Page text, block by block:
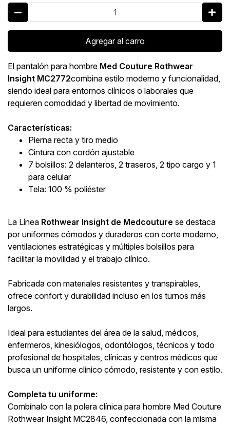
Agregar al carro
El pantalón para hombre Med Couture Rothwear
Insight MC2772combina estilo moderno y funcionalidad,
siendo ideal para entornos clínicos o laborales que
requieren comodidad y libertad de movimiento.
Características:
Pierna recta y tiro medio
Cintura con cordón ajustable
7 bolsillos: 2 delanteros, 2 traseros, 2 tipo cargo y 1
para celular
Tela: 100 % poliéster
La Línea Rothwear Insight de Medcouture se destaca
por uniformes cómodos y duraderos con corte moderno,
ventilaciones estratégicas y múltiples bolsillos para
facilitar la movilidad y el trabajo clínico.
Fabricada con materiales resistentes y transpirables,
ofrece confort y durabilidad incluso en los turnos más
largos.
Ideal para estudiantes del área de la salud, médicos,
enfermeros, kinesiólogos, odontólogos, técnicos y todo
profesional de hospitales, clínicas y centros médicos que
busca un uniforme clínico cómodo, resistente y con estilo.
Completa tu uniforme:
Combínalo con la polera clínica para hombre Med Couture
Rothwear Insight MC2846, confeccionada con la misma